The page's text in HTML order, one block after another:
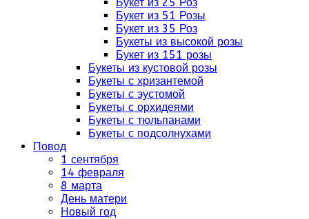
Букет из 51 Розы
Букет из 35 Роз
Букеты из высокой розы
Букет из 151 розы
Букеты из кустовой розы
Букеты с хризантемой
Букеты с эустомой
Букеты с орхидеями
Букеты с тюльпанами
Букеты с подсолнухами
Повод
1 сентября
14 февраля
8 марта
День матери
Новый год